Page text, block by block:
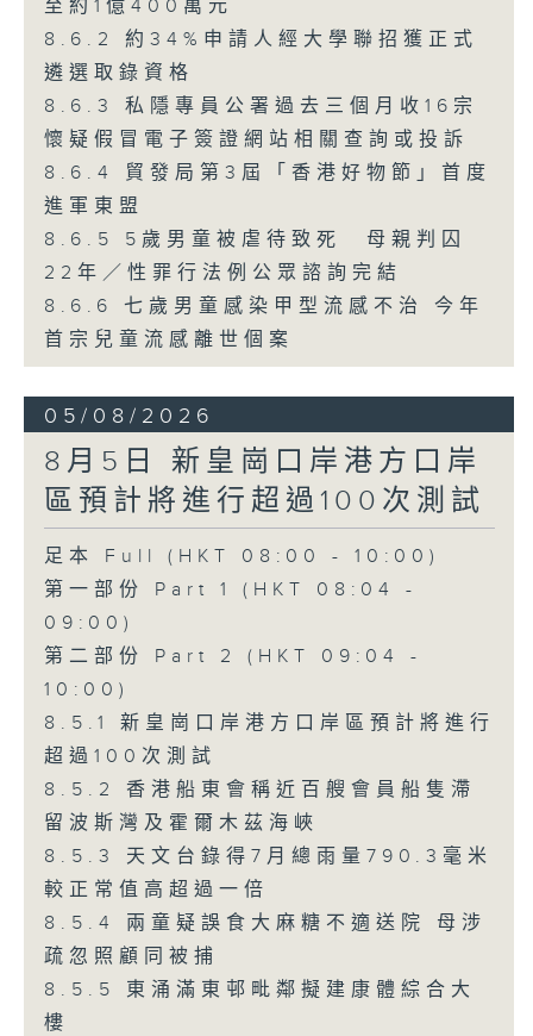
至約1億400萬元
8.6.2 約34%申請人經大學聯招獲正式
遴選取錄資格
8.6.3 私隱專員公署過去三個月收16宗
懷疑假冒電子簽證網站相關查詢或投訴
8.6.4 貿發局第3屆「香港好物節」首度
進軍東盟
8.6.5 5歲男童被虐待致死 母親判囚
22年／性罪行法例公眾諮詢完結
8.6.6 七歲男童感染甲型流感不治 今年
首宗兒童流感離世個案
05/08/2026
8月5日 新皇崗口岸港方口岸
區預計將進行超過100次測試
足本 Full (HKT 08:00 - 10:00)
第一部份 Part 1 (HKT 08:04 -
09:00)
第二部份 Part 2 (HKT 09:04 -
10:00)
8.5.1 新皇崗口岸港方口岸區預計將進行
超過100次測試
8.5.2 香港船東會稱近百艘會員船隻滯
留波斯灣及霍爾木茲海峽
8.5.3 天文台錄得7月總雨量790.3毫米
較正常值高超過一倍
8.5.4 兩童疑誤食大麻糖不適送院 母涉
疏忽照顧同被捕
8.5.5 東涌滿東邨毗鄰擬建康體綜合大
樓